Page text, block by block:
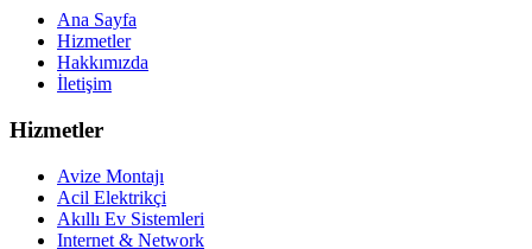
Ana Sayfa
Hizmetler
Hakkımızda
İletişim
Hizmetler
Avize Montajı
Acil Elektrikçi
Akıllı Ev Sistemleri
Internet & Network